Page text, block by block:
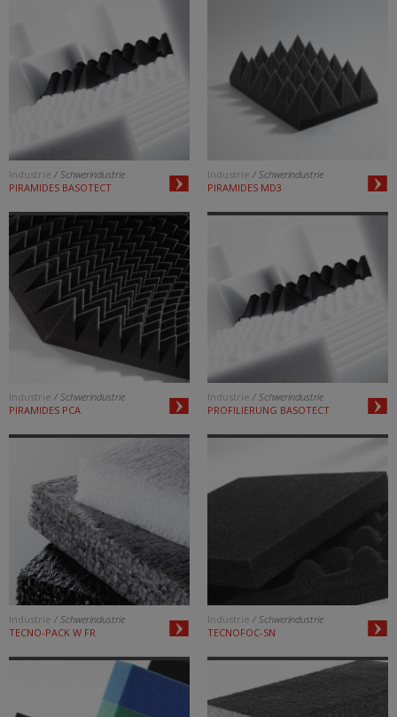
Industrie / Schwerindustrie
PIRAMIDES BASOTECT
Industrie / Schwerindustrie
PIRAMIDES MD3
Industrie / Schwerindustrie
PIRAMIDES PCA
Industrie / Schwerindustrie
PROFILIERUNG BASOTECT
Industrie / Schwerindustrie
TECNO-PACK W FR
Industrie / Schwerindustrie
TECNOFOC-SN